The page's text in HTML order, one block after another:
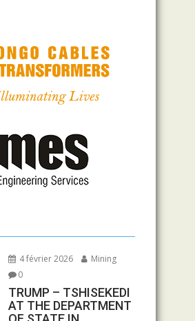
4 février 2026
Mining
0
TRUMP – TSHISEKEDI
AT THE DEPARTMENT